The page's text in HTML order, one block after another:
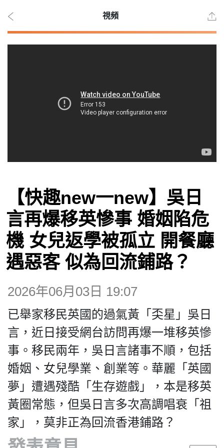
時事
觀點
博客
投票
視頻
昔日
系列
活動
視頻
【快趣new一new】吳日
言再爆移英慘事 婚姻陷危
機 女兒返學被孤立 開餐廳
遇惡客 似為回流鋪路？
2026年06月03日 19:07
已舉家移民英國的過氣黃「奀星」吳日
言，近日接受網台訪問再爆一堆移英慘
事。移民兩年，吳日言諸事不順，包括
婚姻、女兒學業、創業等。華麗「英國
夢」遭遇殘酷「生存遊戲」，本是移英
黃圈常態，但吳日言多次高調唱衰「祖
家」，莫非正為回流香港鋪路？